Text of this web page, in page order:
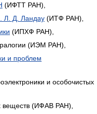
(ИФТТ РАН),
Л. Д. Ландау (ИТФ РАН),
(ИПХФ РАН),
(ИЭМ РАН),
и проблем
и особочистых
веществ (ИФАВ РАН),